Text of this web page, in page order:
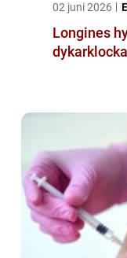
02 juni 2026
Longines